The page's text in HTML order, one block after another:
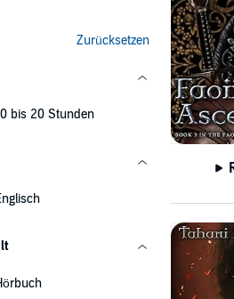
Zurücksetzen
bis 20 Stunden